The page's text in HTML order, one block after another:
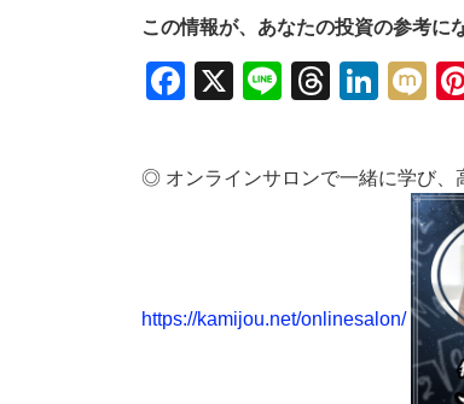
この情報が、あなたの投資の参考に
Facebook
X Line
◎ オンラインサロンで一緒に学び、
https://kamijou.net/onlinesalon/